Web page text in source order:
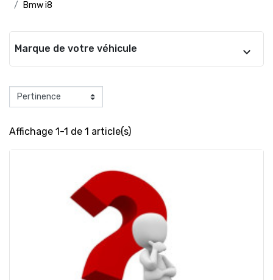
Bmw i8
Marque de votre véhicule
Affichage 1-1 de 1 article(s)